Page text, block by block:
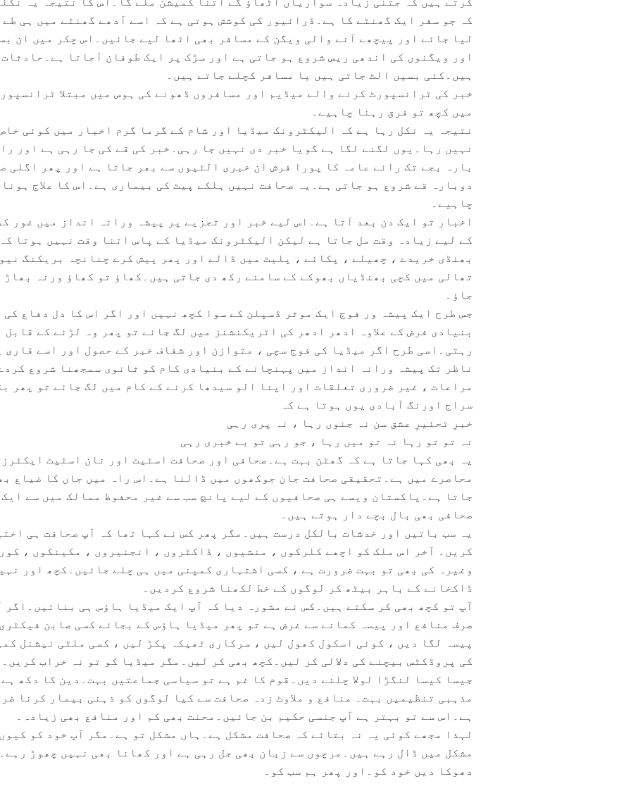
کہ جو سفر ایک گھنٹے کا ہے۔ڈرائیور کی کوشش ہوتی ہے کہ اسے آدھے گھنٹے میں ہی طے
لیا جائے اور پیچھے آنے والی ویگن کے مسافر بھی اٹھا لیے جائیں۔اس چکر میں ان
اور ویگنوں کی اندھی ریس شروع ہو جاتی ہے اور سڑک پر ایک طوفان آجاتا
ہیں۔کئی بسیں الٹ جاتی ہیں یا مسافر کچلے جاتے ہیں۔
خبر کی ٹرانسپورٹ کرنے والے میڈیم اور مسافروں ڈھونے کی ہوس میں مبتلا
میں کچھ تو فرق رہنا چاہیے۔
نتیجہ یہ نکل رہا ہے کہ الیکٹرونک میڈیا اور شام کے گرما گرم اخبار میں کوئی
نہیں رہا۔یوں لگنے لگا ہے گویا خبر دی نہیں جا رہی۔خبر کی قے کی جا رہی ہے اور
بارہ بجے تک رائے عامہ کا پورا فرش ان خبری الٹیوں سے بھر جاتا ہے اور پھر اگلی
دوبارہ قے شروع ہو جاتی ہے۔یہ صحافت نہیں ہلکے پیٹ کی بیماری ہے۔اس کا علاج ہونا
چاہیے۔
اخبار تو ایک دن بعد آتا ہے۔اس لیے خبر اور تجزیے پر پیشہ ورانہ انداز میں غور
کے لیے زیادہ وقت مل جاتا ہے لیکن الیکٹرونک میڈیا کے پاس اتنا وقت نہیں ہوتا کہ
بھنڈی خریدے ، چھیلے ، پکائے ، پلیٹ میں ڈالے اور پھر پیش کرے چنانچہ بریکنگ
تھالی میں کچی بھنڈیاں بھوکے کے سامنے رکھ دی جاتی ہیں۔کھاؤ تو کھاؤ ورنہ بھاڑ
جاؤ۔
جس طرح ایک پیشہ ور فوج ایک موثر ڈسپلن کے سوا کچھ نہیں اور اگر اس کا دل دفاع کی
بنیادی فرض کے علاوہ ادھر ادھر کی اٹریکنشنز میں لگ جائے تو پھر وہ لڑنے کے قابل
رہتی۔اسی طرح اگر میڈیا کی فوج سچی ، متوازن اور شفاف خبر کے حصول اور اسے قاری
ناظر تک پیشہ ورانہ انداز میں پہنچانے کے بنیادی کام کو ثانوی سمجھنا شروع
مراعات ، غیر ضروری تعلقات اور اپنا الو سیدھا کرنے کے کام میں لگ جائے تو پھر
سراج اورنگ آبادی یوں ہوتا ہے کہ
خبرِ تحئیرِ عشق سن نہ جنوں رہا ، نہ پری رہی
نہ تو تو رہا نہ تو میں رہا ، جو رہی تو بے خبری رہی
یہ بھی کہا جاتا ہے کہ گھٹن بہت ہے۔صحافی اور صحافت اسٹیٹ اور نان اسٹیٹ ایکٹرز
محاصرے میں ہے۔تحقیقی صحافت جان جوکھوں میں ڈالنا ہے۔اس راہ میں جاں کا ضیاع
جاتا ہے۔پاکستان ویسے ہی صحافیوں کے لیے پانچ سب سے غیر محفوظ ممالک میں سے ایک
صحافی بھی بال بچے دار ہوتے ہیں۔
یہ سب باتیں اور خدشات بالکل درست ہیں۔مگر پھر کس نے کہا تھا کہ آپ صحافت ہی
کریں۔ آخر اس ملک کو اچھے کلرکوں ، منشیوں ، ڈاکٹروں ، انجنیروں ، مکینکوں ،
وغیرہ کی بھی تو بہت ضرورت ہے ، کسی اشتہاری کمپنی میں ہی چلے جائیں۔کچھ اور
ڈاکخانے کے باہر بیٹھ کر لوگوں کے خط لکھنا شروع کردیں۔
آپ تو کچھ بھی کر سکتے ہیں۔کس نے مشورہ دیا کہ آپ ایک میڈیا ہاؤس ہی بنائیں۔اگر
صرف منافع اور پیسہ کمانے سے غرض ہے تو پھر میڈیا ہاؤس کے بجائے کسی صابن
پیسہ لگا دیں ، کوئی اسکول کھول لیں ، سرکاری ٹھیکہ پکڑ لیں ، کسی ملٹی نیشنل
کی پروڈکٹس بیچنے کی دلالی کر لیں۔کچھ بھی کر لیں۔مگر میڈیا کو تو نہ خراب
جیسا کیسا لنگڑا لولا چلنے دیں۔قوم کا غم ہے تو سیاسی جماعتیں بہت۔دین کا دکھ ہے
مذہبی تنظیمیں بہت۔ منافع و ملاوٹ زدہ صحافت سے کیا لوگوں کو ذہنی بیمار کرنا
ہے۔اس سے تو بہتر ہے آپ جنسی حکیم بن جائیں۔محنت بھی کم اور منافع بھی زیادہ۔
لہذا مجھے کوئی یہ نہ بتائے کہ صحافت مشکل ہے۔ہاں مشکل تو ہے۔مگر آپ خود کو کیوں
مشکل میں ڈال رہے ہیں۔مرچوں سے زبان بھی جل رہی ہے اور کھانا بھی نہیں چھوڑ
دھوکا دیں خود کو۔اور پھر ہم سب کو۔